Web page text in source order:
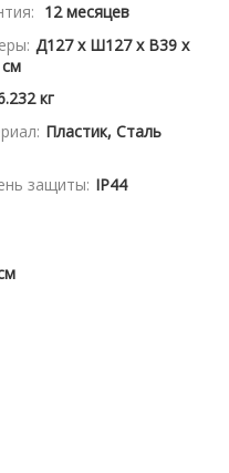
12 месяцев
Д127 x Ш127 x В39 x
кг
Пластик, Сталь
защиты: IP44